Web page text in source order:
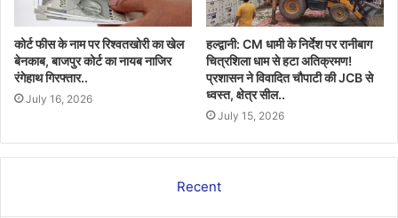
कोर्ट फीस के नाम पर रिश्वतखोरी का खेल
बेनकाब, बाजपुर कोर्ट का नायब नाजिर
रंगेहाथ गिरफ्तार..
July 16, 2026
हल्द्वानी: CM धामी के निर्देश पर रानीबाग
चित्रशिला धाम से हटा अतिक्रमण!
प्रशासन ने विवादित चौपाटी की JCB से
ध्वस्त, क्षेत्र सील..
July 15, 2026
Recent